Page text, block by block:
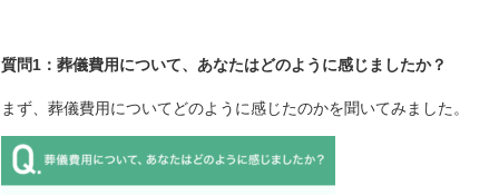
質問1：葬儀費用について、あなたはどのように感じましたか？
まず、葬儀費用についてどのように感じたのかを聞いてみました。